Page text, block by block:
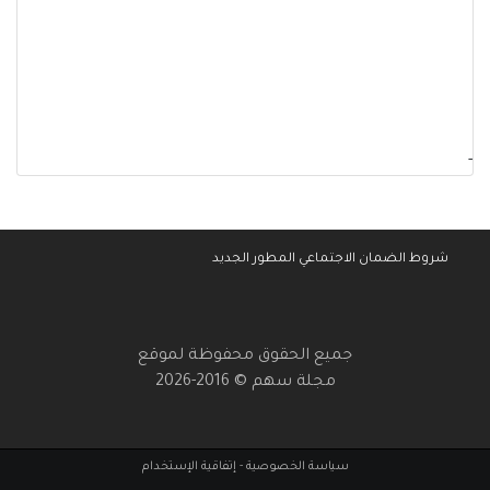
-
شروط الضمان الاجتماعي المطور الجديد
جميع الحقوق محفوظة لموقع
مجلة سهم © 2016-2026
سياسة الخصوصية - إتفاقية الإستخدام